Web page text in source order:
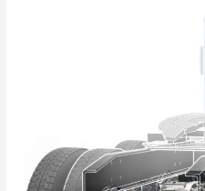
médios